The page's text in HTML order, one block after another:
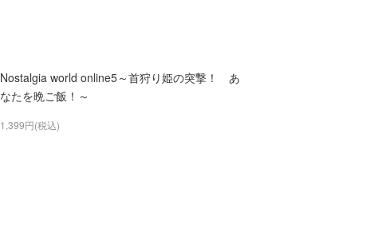
Nostalgia world online5～首狩り姫の突撃！ あ
なたを晩ご飯！～
1,399円(税込)